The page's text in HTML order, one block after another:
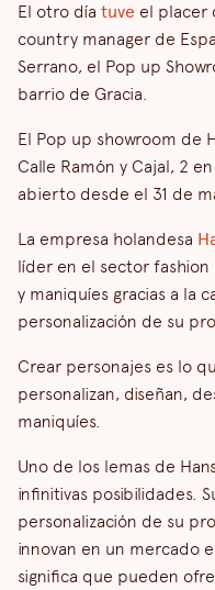
El otro día tuve el placer
country manager de
Serrano, el Pop up
barrio de Gracia.
El Pop up showroom de
Calle Ramón y Cajal, 2
abierto desde el 31 de
La empresa holandesa
líder en el sector
y maniquíes gracias a la
personalización de su
Crear personajes es lo
personalizan, diseñan,
maniquíes.
Uno de los lemas de
infinitivas posibilidades.
personalización de su
innovan en un mercado
significa que pueden